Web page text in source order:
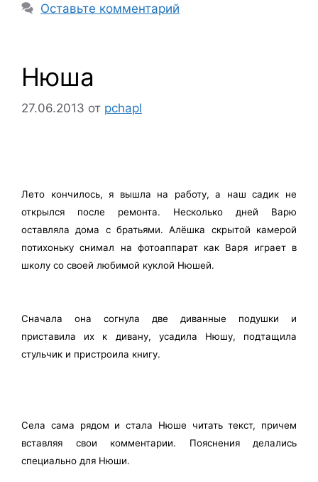
Оставьте комментарий
Нюша
27.06.2013 от pchapl
Лето кончилось, я вышла на работу, а наш садик не
открылся после ремонта. Несколько дней Варю
оставляла дома с братьями. Алёшка скрытой камерой
потихоньку снимал на фотоаппарат как Варя играет в
школу со своей любимой куклой Нюшей.
Сначала она согнула две диванные подушки и
приставила их к дивану, усадила Нюшу, подтащила
стульчик и пристроила книгу.
Села сама рядом и стала Нюше читать текст, причем
вставляя свои комментарии. Пояснения делались
специально для Нюши.